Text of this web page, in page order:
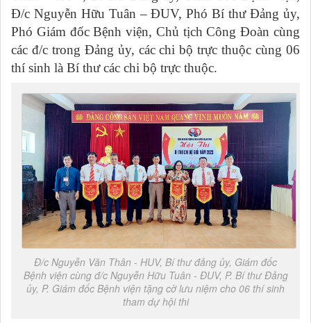
Đ/c Nguyễn Hữu Tuân – ĐUV, Phó Bí thư Đảng ủy,
Phó Giám đốc Bệnh viện, Chủ tịch Công Đoàn cùng
các đ/c trong Đảng ủy, các chi bộ trực thuộc cùng 06
thí sinh là Bí thư các chi bộ trực thuộc.
Đ/c Nguyễn Văn Thân - HUV, Bí thư đảng ủy, Giám đốc
Bệnh viện cùng đ/c Nguyễn Hữu Tuân - ĐUV, P. Bí thư Đảng
ủy, P. Giám đốc Bệnh viện tặng cờ lưu niệm cho 06 thí sinh
tham dự hội thi